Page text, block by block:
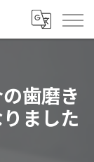
歯磨き
ました